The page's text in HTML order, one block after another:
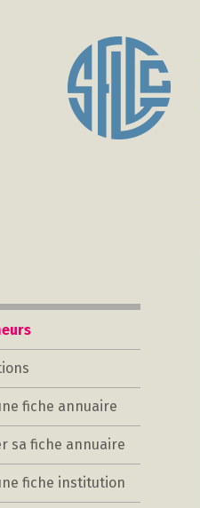
fiche annuaire
sa fiche annuaire
fiche institution